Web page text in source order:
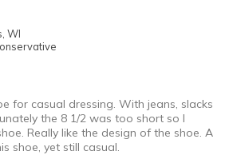
true to size
WI
for casual dressing. With jeans, slacks
the 8 1/2 was too short so I
Really like the design of the shoe. A
shoe, yet still casual.